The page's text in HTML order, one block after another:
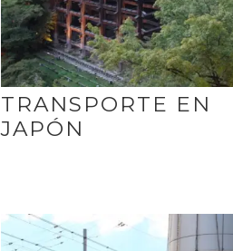
TRANSPORTE EN
JAPÓN